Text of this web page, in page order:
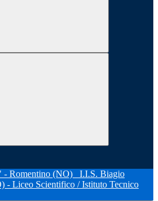
I.I.S. Biagio
- Liceo Scientifico / Istituto Tecnico